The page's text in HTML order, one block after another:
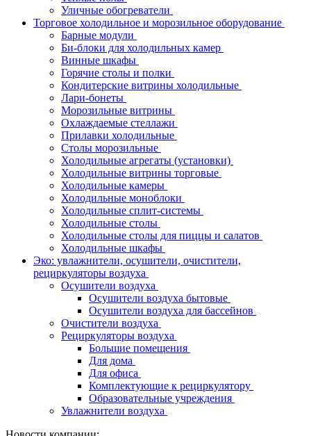
Уличные обогреватели
Торговое холодильное и морозильное оборудование
Барные модули
Би-блоки для холодильных камер
Винные шкафы
Горячие столы и полки
Кондитерские витрины холодильные
Лари-бонеты
Морозильные витрины
Охлаждаемые стеллажи
Прилавки холодильные
Столы морозильные
Холодильные агрегаты (установки)
Холодильные витрины торговые
Холодильные камеры
Холодильные моноблоки
Холодильные сплит-системы
Холодильные столы
Холодильные столы для пиццы и салатов
Холодильные шкафы
Эко: увлажнители, осушители, очистители,
рециркуляторы воздуха
Осушители воздуха
Осушители воздуха бытовые
Осушители воздуха для бассейнов
Очистители воздуха
Рециркуляторы воздуха
Большие помещения
Для дома
Для офиса
Комплектующие к рециркулятору
Образовательные учреждения
Увлажнители воздуха